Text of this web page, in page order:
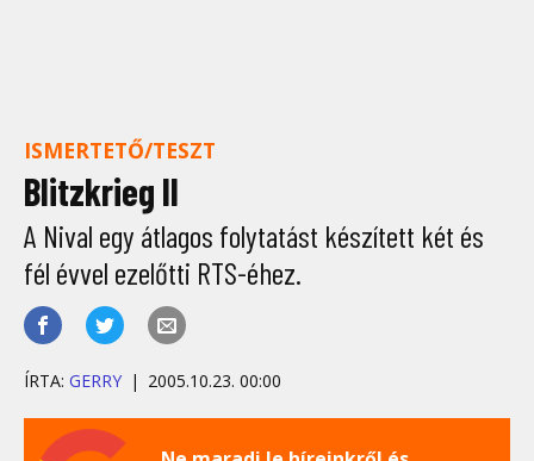
ISMERTETŐ/TESZT
Blitzkrieg II
A Nival egy átlagos folytatást készített két és
fél évvel ezelőtti RTS-éhez.
ÍRTA: GERRY 2005.10.23. 00:00